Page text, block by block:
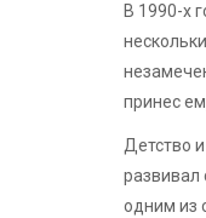
В 1990-х
принес
Детство
развивал
одним из